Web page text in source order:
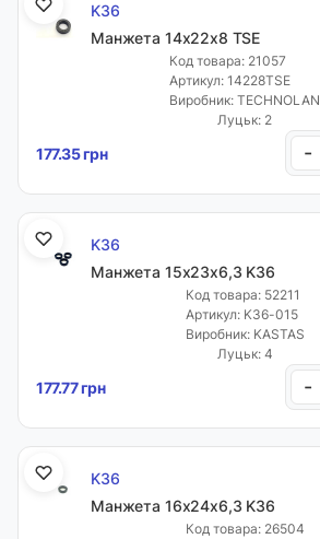
K36
Манжета 14х22х8 TSE
Код товара: 21057
Артикул: 14228TSE
Виробник: TECHNOLAN
Луцьк: 2
177.35 грн -
K36
Манжета 15х23х6,3 K36
Код товара: 52211
Артикул: K36-015
Виробник: KASTAS
Луцьк: 4
177.77 грн -
K36
Манжета 16х24х6,3 K36
Код товара: 26504